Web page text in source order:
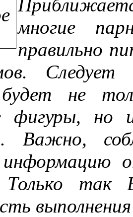
многие
правильно
не
фигуры, но
Важно,
Только так